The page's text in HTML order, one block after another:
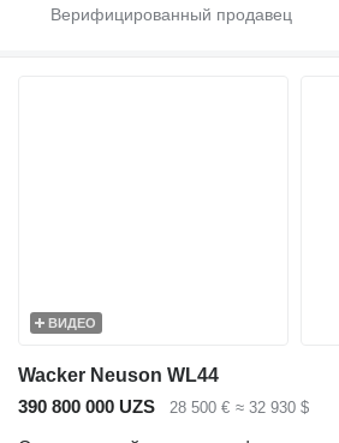
ВИДЕО
Wacker Neuson WL44
390 800 000 UZS
28 500 € ≈ 32 930 $